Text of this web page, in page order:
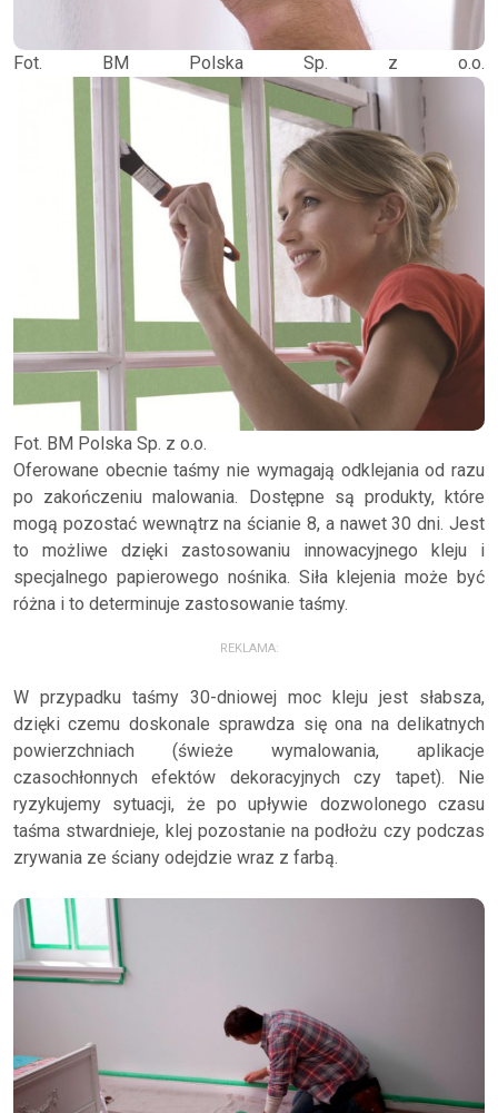
Fot. BM Polska Sp. z o.o.
Fot. BM Polska Sp. z o.o.
Oferowane obecnie taśmy nie wymagają odklejania od razu
po zakończeniu malowania. Dostępne są produkty, które
mogą pozostać wewnątrz na ścianie 8, a nawet 30 dni. Jest
to możliwe dzięki zastosowaniu innowacyjnego kleju i
specjalnego papierowego nośnika. Siła klejenia może być
różna i to determinuje zastosowanie taśmy.
REKLAMA:
W przypadku taśmy 30-dniowej moc kleju jest słabsza,
dzięki czemu doskonale sprawdza się ona na delikatnych
powierzchniach (świeże wymalowania, aplikacje
czasochłonnych efektów dekoracyjnych czy tapet). Nie
ryzykujemy sytuacji, że po upływie dozwolonego czasu
taśma stwardnieje, klej pozostanie na podłożu czy podczas
zrywania ze ściany odejdzie wraz z farbą.